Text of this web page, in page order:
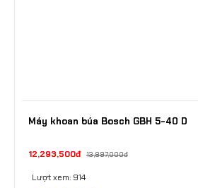
Máy khoan búa Bosch GBH 5-40 D
12,293,500đ 13,897,000đ
Lượt xem: 914